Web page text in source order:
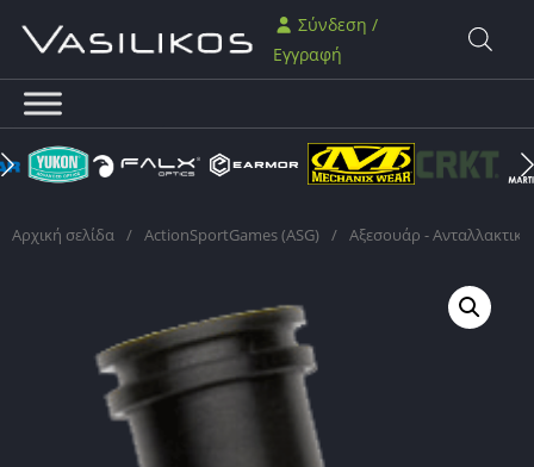
Σύνδεση /
Εγγραφή
Αρχική σελίδα / ActionSportGames (ASG) / Αξεσουάρ - Ανταλλακτικά